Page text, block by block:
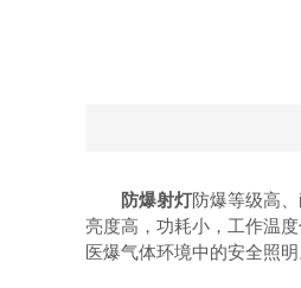
防爆射灯防爆等级高
亮度高，功耗小，工作温
医爆气体环境中的安全照明